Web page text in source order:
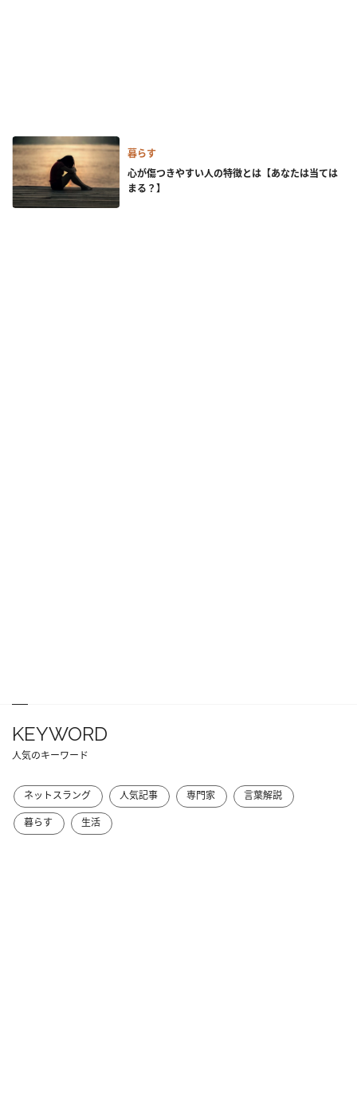
暮らす
心が傷つきやすい人の特徴とは【あなたは当ては
まる？】
KEYWORD
人気のキーワード
ネットスラング 人気記事 専門家
言葉解説
暮らす
生活